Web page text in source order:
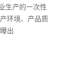
生产的一次性
环境、产品质
出